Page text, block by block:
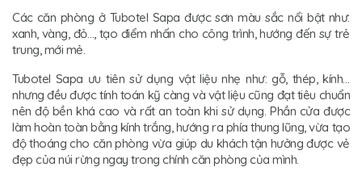
Các căn phòng ở Tubotel Sapa được sơn màu sắc nổi bật như:
xanh, vàng, đỏ…, tạo điểm nhấn cho công trình, hướng đến sự trẻ
trung, mới mẻ.
Tubotel Sapa ưu tiên sử dụng vật liệu nhẹ như: gỗ, thép, kính…
nhưng đều được tính toán kỹ càng và vật liệu cũng đạt tiêu chuẩn
nên độ bền khá cao và rất an toàn khi sử dụng. Phần cửa được
làm hoàn toàn bằng kính trắng, hướng ra phía thung lũng, vừa tạo
độ thoáng cho căn phòng vừa giúp du khách tận hưởng được vẻ
đẹp của núi rừng ngay trong chính căn phòng của mình.